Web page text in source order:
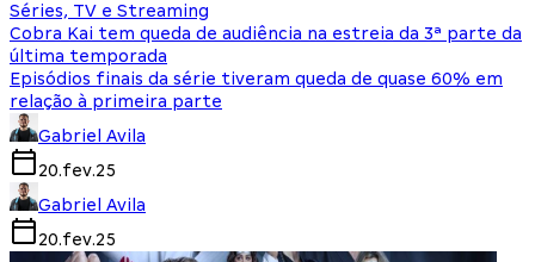
Séries, TV e Streaming
Cobra Kai tem queda de audiência na estreia da 3ª parte da
última temporada
Episódios finais da série tiveram queda de quase 60% em
relação à primeira parte
Gabriel Avila
20.fev.25
Gabriel Avila
20.fev.25